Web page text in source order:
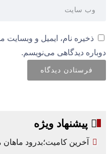
ذخیره نام، ایمیل و
دوباره دیدگاهی می‌نویسم.
پیشنهاد ویژه
آخرین کامیت؛بدرود ماهان